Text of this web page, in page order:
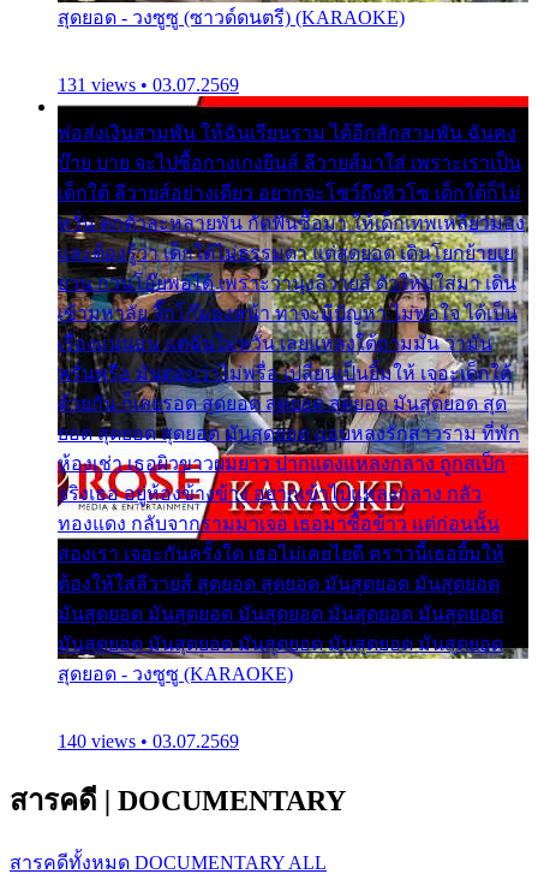
สุดยอด - วงซูซู (ซาวด์ดนตรี) (KARAOKE)
131 views • 03.07.2569
พ่อส่งเงินสามพัน ให้ฉันเรียนราม ได้อีกสักสามพัน ฉันคง
บ๊าย บาย จะไปซื้อกางเกงยีนส์ ลีวายส์มาใส่ เพราะเราเป็น
เด็กใต้ ลีวายส์อย่างเดียว อยากจะโชว์ถึงหิวโซ เด็กใต้ก็ไม่
หวั่น ตกตัวละหลายพัน กัดฟันซื้อมา ให้เด็กเทพเหลียวมอง
และต้องรู้ว่า เด็กใต้ไม่ธรรมดา แต่สุดยอด เดินโยกย้ายเย
ยวน กวนโอ๊ยพอได้ เพราะว่านุ่งลีวายส์ ตัวใหม่ใส่มา เดิน
เข้ามหาลัย จิ๊กโก๊มองหน้า ท่าจะมีปัญหา ไม่พอใจ ได้เป็น
เรื่องแน่นอน แต่ฉันไม่หวั่น เลยแหลงใต้ถามมัน ว่ามัน
พรั่นพรือ มันตอบว่าไม่พรื่อ เปลี่ยนเป็นยิ้มให้ เจอะเด็กใต้
ด้วยกัน ก็เลยรอด สุดยอด สุดยอด สุดยอด มันสุดยอด สุด
ยอด สุดยอด สุดยอด มันสุดยอด แอบหลงรักสาวราม ที่พัก
ห้องเช่า เธอผิวขาวผมยาว ปากแดงแหลงกลาง ถูกสเป็ก
จริงเธอ อยู่ห้องข้างข้าง อยากเข้าไปแหลงกลาง กลัว
ทองแดง กลับจากรามมาเจอ เธอมาซื้อข้าว แต่ก่อนนั้น
สองเรา เจอะกันครั้งใด เธอไม่เคยไยดี คราวนี้เธอยิ้มให้
ต้องให้ใส่ลีวายส์ สุดยอด สุดยอด มันสุดยอด มันสุดยอด
มันสุดยอด มันสุดยอด มันสุดยอด มันสุดยอด มันสุดยอด
มันสุดยอด มันสุดยอด มันสุดยอด มันสุดยอด มันสุดยอด
สุดยอด - วงซูซู (KARAOKE)
140 views • 03.07.2569
สารคดี | DOCUMENTARY
สารคดีทั้งหมด DOCUMENTARY ALL